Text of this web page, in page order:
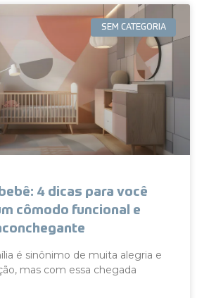
SEM CATEGORIA
4 dicas para você
cômodo funcional e
é sinônimo de muita alegria e
mas com essa chegada